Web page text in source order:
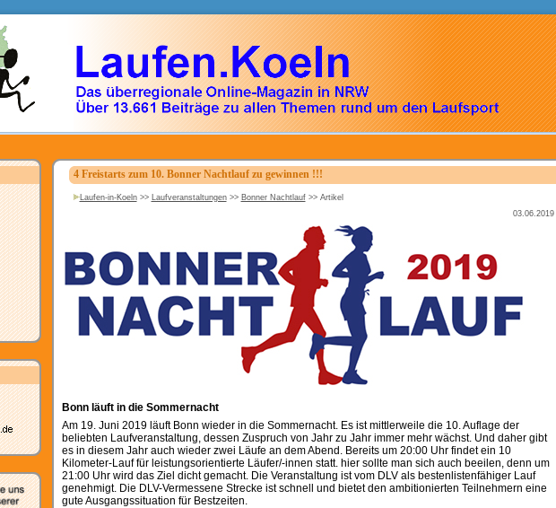
4 Freistarts zum 10. Bonner Nachtlauf zu gewinnen !!!
Laufen-in-Koeln>> Laufveranstaltungen>> Bonner Nachtlauf>> Artikel
03.06.2019
Bonn läuft in die Sommernacht
Am 19. Juni 2019 läuft Bonn wieder in die Sommernacht. Es ist mittlerweile die 10. Auflage der
beliebten Laufveranstaltung, dessen Zuspruch von Jahr zu Jahr immer mehr wächst. Und daher gibt
es in diesem Jahr auch wieder zwei Läufe an dem Abend. Bereits um 20:00 Uhr findet ein 10
Kilometer-Lauf für leistungsorientierte Läufer/-innen statt. hier sollte man sich auch beeilen, denn um
21:00 Uhr wird das Ziel dicht gemacht. Die Veranstaltung ist vom DLV als bestenlistenfähiger Lauf
genehmigt. Die DLV-Vermessene Strecke ist schnell und bietet den ambitionierten Teilnehmern eine
gute Ausgangssituation für Bestzeiten.